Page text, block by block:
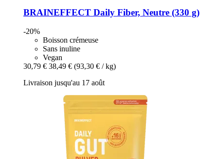
BRAINEFFECT Daily Fiber, Neutre (330 g)
-20%
Boisson crémeuse
Sans inuline
Vegan
30,79 € 38,49 € (93,30 € / kg)
Livraison jusqu'au 17 août